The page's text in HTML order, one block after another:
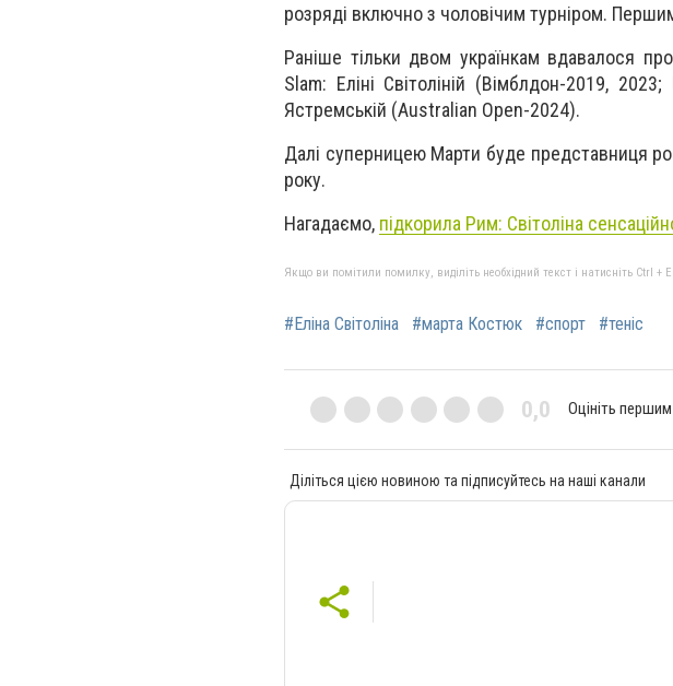
розряді включно з чоловічим турніром.
Раніше тільки двом українкам вдавалося
Slam: Еліні Світоліній (Вімблдон-2019,
Ястремській (Australian Open-2024).
Далі суперницею Марти буде представниця
року.
Нагадаємо, підкорила Рим: Світоліна
Якщо ви помітили помилку, виділіть необхідний текст і натисніть Ctrl +
#Еліна Світоліна #марта Костюк #спорт #теніс
0,0 Оцініть першим
Діліться цією новиною та підписуйтесь на наші канали